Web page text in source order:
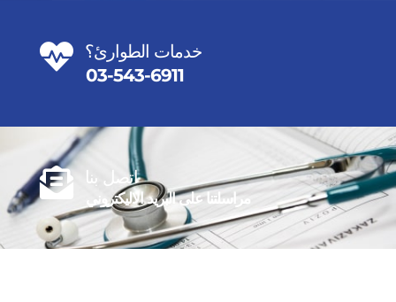
خدمات الطوارئ؟
03-543-6911
اتصل بنا
مراسلتنا على البريد الاليكتروني